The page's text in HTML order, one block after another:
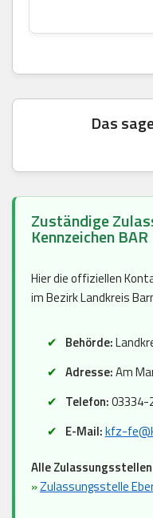
Das
Zuständige
Kennzeichen BAR
Hier die offiziellen
im Bezirk Landkreis
Behörde:
Adresse:Am
Telefon:03334-
E-Mail:kfz-
Alle
»Zulassungsstelle